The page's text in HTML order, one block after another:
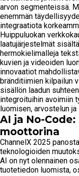
arvon segmenteissä.
enemmän
integraatiota
Huippuluokan
laatujärjestelmät
hermokielimalleja
kuvien ja videoiden
innovaatiot
bränditiimien kilpailun
sisällön laadun
integroituihin avoimiin
luomisen, arvostelun
AI ja No-
moottorina
ChannelX 2025
teknologioiden
AI on nyt olennainen
tuotetiedon luomista,